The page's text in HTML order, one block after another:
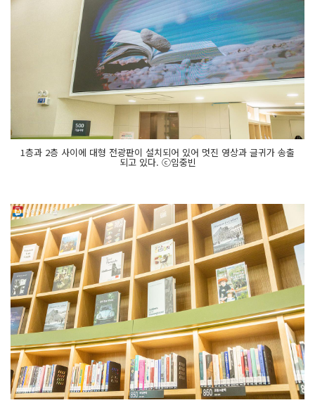
1층과 2층 사이에 대형 전광판이 설치되어 있어 멋진 영상과 글귀가 송출
되고 있다. ⓒ임중빈